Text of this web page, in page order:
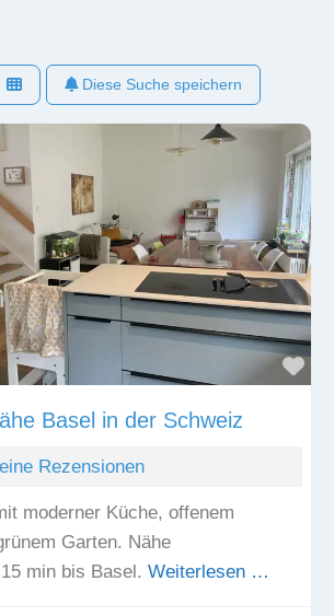
Diese Suche speichern
Basel in der Schweiz
Rezensionen
moderner Küche, offenem
Garten. Nähe
min bis Basel. Weiterlesen …